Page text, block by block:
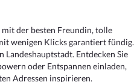
mit der besten Freundin, tolle
wenigen Klicks garantiert fündig.
Entdecken Sie
oder Entspannen einladen,
Adressen inspirieren.